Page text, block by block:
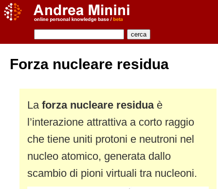
Forza nucleare residua
La forza nucleare residuaè
l’interazione attrattiva a corto raggio
che tiene uniti protoni e neutroni nel
nucleo atomico, generata dallo
scambio di pioni virtuali tra nucleoni.